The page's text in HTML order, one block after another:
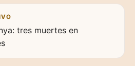
tres muertes en